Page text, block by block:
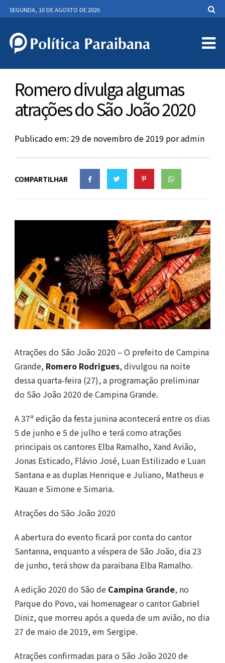
SEGUNDA, 10 DE AGOSTO DE 2026
Romero divulga algumas
atrações do São João 2020
Publicado em: 29 de novembro de 2019 poradmin
COMPARTILHAR
Atrações do São João 2020 – O prefeito de Campina
Grande, Romero Rodrigues, divulgou na noite
dessa quarta-feira (27), a programação preliminar
do São João 2020 de Campina Grande.
A 37ª edição da festa junina acontecerá entre os dias
5 de junho e 5 de julho e terá como atrações
principais os cantores Elba Ramalho, Xand Avião,
Jonas Esticado, Flávio José, Luan Estilizado e Luan
Santana e as duplas Henrique e Juliano, Matheus e
Kauan e Simone e Simaria.
Atrações do São João 2020
A abertura do evento ficará por conta do cantor
Santanna, enquanto a véspera de São João, dia 23
de junho, terá show da paraibana Elba Ramalho.
A edição 2020 do São de Campina Grande, no
Parque do Povo, vai homenagear o cantor Gabriel
Diniz, que morreu após a queda de um avião, no dia
27 de maio de 2019, em Sergipe.
Atrações confirmadas para o São João 2020 de